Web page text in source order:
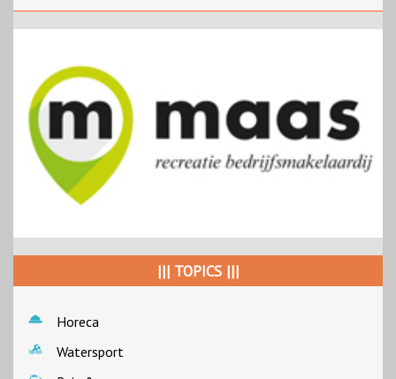
||| TOPICS |||
Horeca
Watersport